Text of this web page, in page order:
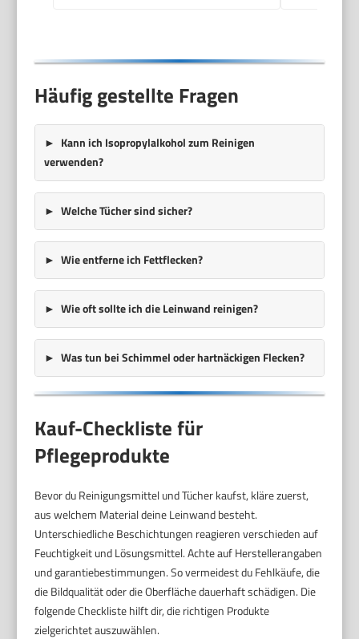
Häufig gestellte Fragen
Kann ich Isopropylalkohol zum Reinigen
verwenden?
Welche Tücher sind sicher?
Wie entferne ich Fettflecken?
Wie oft sollte ich die Leinwand reinigen?
Was tun bei Schimmel oder hartnäckigen Flecken?
Kauf-Checkliste für
Pflegeprodukte
Bevor du Reinigungsmittel und Tücher kaufst, kläre zuerst,
aus welchem Material deine Leinwand besteht.
Unterschiedliche Beschichtungen reagieren verschieden auf
Feuchtigkeit und Lösungsmittel. Achte auf Herstellerangaben
und garantiebestimmungen. So vermeidest du Fehlkäufe, die
die Bildqualität oder die Oberfläche dauerhaft schädigen. Die
folgende Checkliste hilft dir, die richtigen Produkte
zielgerichtet auszuwählen.